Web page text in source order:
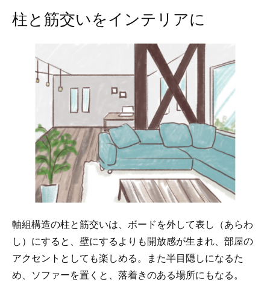
柱と筋交いをインテリアに
軸組構造の柱と筋交いは、ボードを外して表し（あらわ
し）にすると、壁にするよりも開放感が生まれ、部屋の
アクセントとしても楽しめる。また半目隠しになるた
め、ソファーを置くと、落着きのある場所にもなる。